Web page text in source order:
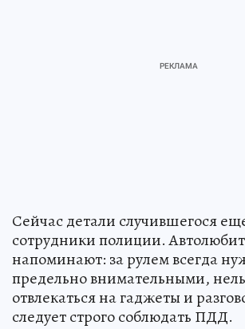
Сейчас детали случившегося
сотрудники полиции.
напоминают: за рулем всегда
предельно внимательными,
отвлекаться на гаджеты и
следует строго соблюдать ПДД.